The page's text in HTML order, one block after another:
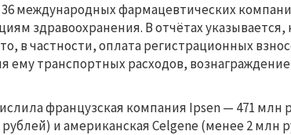
международных фармацевтических
здравоохранения. В отчётах
в частности, оплата регистрационных
транспортных расходов, вознаграждение
французская компания Ipsen — 471 млн
и американская Celgene (менее 2 млн